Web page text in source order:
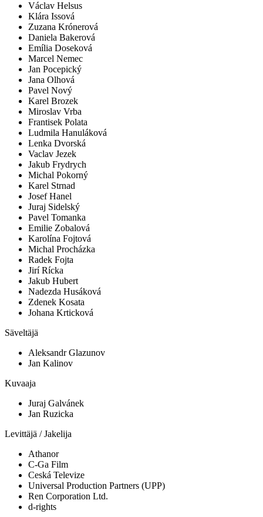
Václav Helsus
Klára Issová
Zuzana Krónerová
Daniela Bakerová
Emília Doseková
Marcel Nemec
Jan Pocepický
Jana Olhová
Pavel Nový
Karel Brozek
Miroslav Vrba
Frantisek Polata
Ludmila Hanuláková
Lenka Dvorská
Vaclav Jezek
Jakub Frydrych
Michal Pokorný
Karel Strnad
Josef Hanel
Juraj Sidelský
Pavel Tomanka
Emilie Zobalová
Karolína Fojtová
Michal Procházka
Radek Fojta
Jirí Rícka
Jakub Hubert
Nadezda Husáková
Zdenek Kosata
Johana Krticková
Säveltäjä
Aleksandr Glazunov
Jan Kalinov
Kuvaaja
Juraj Galvánek
Jan Ruzicka
Levittäjä / Jakelija
Athanor
C-Ga Film
Ceská Televize
Universal Production Partners (UPP)
Ren Corporation Ltd.
d-rights